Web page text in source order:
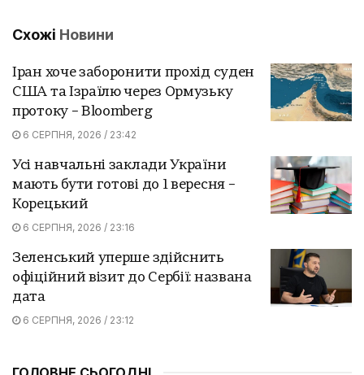
Схожі Новини
Іран хоче заборонити прохід суден
США та Ізраїлю через Ормузьку
протоку – Bloomberg
6 СЕРПНЯ, 2026 / 23:42
Усі навчальні заклади України
мають бути готові до 1 вересня –
Корецький
6 СЕРПНЯ, 2026 / 23:16
Зеленський уперше здійснить
офіційний візит до Сербії: названа
дата
6 СЕРПНЯ, 2026 / 23:12